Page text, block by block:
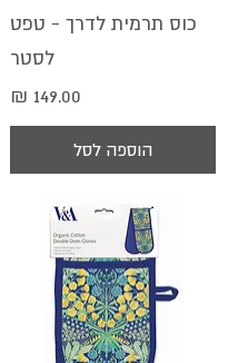
כוס תרמית לדרך - טפט
לסטר
מחיר
הוספה לסל